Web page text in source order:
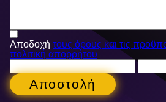
Αποδοχή τους όρους και τις
πολιτική απορρήτου
Αποστολή